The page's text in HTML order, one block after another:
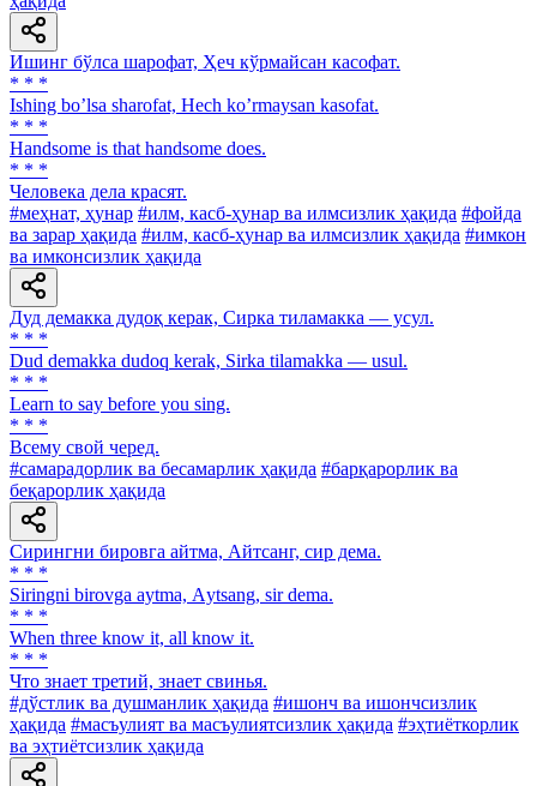
Ишинг бўлса шарофат, Ҳеч кўрмайсан касофат.
* * *
Ishing boʼlsa sharofat, Hech koʼrmaysan kasofat.
* * *
Handsome is that handsome does.
* * *
Человека дела красят.
#меҳнат, ҳунар #илм, касб-ҳунар ва илмсизлик ҳақида #фойда
ва зарар ҳақида #илм, касб-ҳунар ва илмсизлик ҳақида #имкон
ва имконсизлик ҳақида
Дуд демакка дудоқ керак, Сирка тиламакка — усул.
* * *
Dud demakka dudoq kerak, Sirka tilamakka — usul.
* * *
Learn to say before you sing.
* * *
Всему свой черед.
#самарадорлик ва бесамарлик ҳақида #барқарорлик ва
беқарорлик ҳақида
Сирингни бировга айтма, Айтсанг, сир дема.
* * *
Siringni birovga aytma, Аytsang, sir dema.
* * *
When three know it, all know it.
* * *
Что знает третий, знает свинья.
#дўстлик ва душманлик ҳақида #ишонч ва ишончсизлик
ҳақида #масъулият ва масъулиятсизлик ҳақида #эҳтиёткорлик
ва эҳтиётсизлик ҳақида